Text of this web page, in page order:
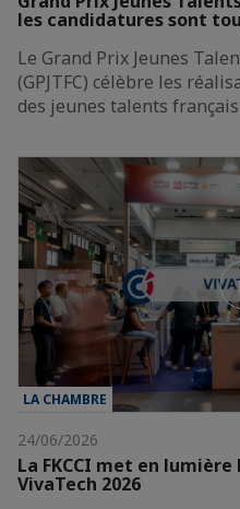
les candidatures sont
Le Grand Prix Jeunes
(GPJTFC) célèbre les
des jeunes talents
LA CHAMBRE
24/06/2026
La FKCCI met en
VivaTech 2026